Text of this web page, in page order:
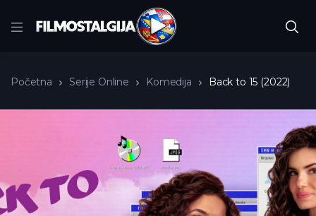
Početna Serije Online Komedija Back to 15 (2022)